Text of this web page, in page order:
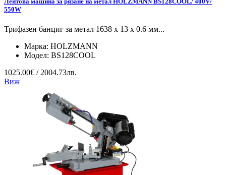
550W
Трифазен банциг за метал 1638 x 13 x 0.6 мм...
Марка: HOLZMANN
Модел: BS128COOL
1025.00€ / 2004.73лв.
Виж